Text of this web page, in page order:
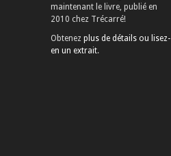
maintenant le livre, publié en
2010 chez Trécarré!
Obtenez plus de détails ou lisez-
en un extrait.